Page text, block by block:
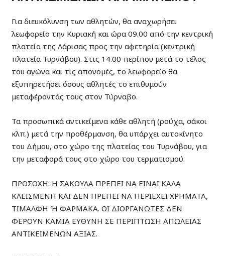
Για διευκόλυνση των αθλητών, θα αναχωρήσει
λεωφορείο την Κυριακή και ώρα 09.00 από την κεντρική
πλατεία της Λάρισας προς την αφετηρία (κεντρική
πλατεία Τυρνάβου). Στις 14.00 περίπου μετά το τέλος
του αγώνα και τις απονομές, το λεωφορείο θα
εξυπηρετήσει όσους αθλητές το επιθυμούν
μεταφέροντάς τους στον Τύρναβο.
Τα προσωπικά αντικείμενα κάθε αθλητή (ρούχα, σάκοι
κλπ.) μετά την προθέρμανση, θα υπάρχει αυτοκίνητο
του Δήμου, στο χώρο της πλατείας του Τυρνάβου, για
την μεταφορά τους στο χώρο του τερματισμού.
ΠΡΟΣΟΧΗ: Η ΣΑΚΟΥΛΑ ΠΡΕΠΕΙ ΝΑ ΕΙΝΑΙ ΚΑΛΑ
ΚΛΕΙΣΜΕΝΗ ΚΑΙ ΔΕΝ ΠΡΕΠΕΙ ΝΑ ΠΕΡΙΕΧΕΙ ΧΡΗΜΑΤΑ,
ΤΙΜΑΛΦΗ Ή ΦΑΡΜΑΚΑ. ΟΙ ΔΙΟΡΓΑΝΩΤΕΣ ΔΕΝ
ΦΕΡΟΥΝ ΚΑΜΙΑ ΕΥΘΥΝΗ ΣΕ ΠΕΡΙΠΤΩΣΗ ΑΠΩΛΕΙΑΣ
ΑΝΤΙΚΕΙΜΕΝΩΝ ΑΞΙΑΣ.